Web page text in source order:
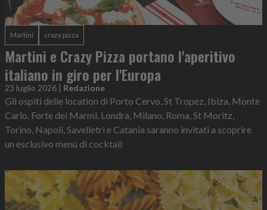
Martini crazy pizza
Martini e Crazy Pizza portano l'aperitivo
italiano in giro per l'Europa
23 luglio 2026 | Redazione
Gli ospiti delle location di Porto Cervo, St Tropez, Ibiza, Monte
Carlo, Forte dei Marmi, Londra, Milano, Roma, St Moritz,
Torino, Napoli, Savelletri e Catania saranno invitati a scoprire
un esclusivo menù di cocktail